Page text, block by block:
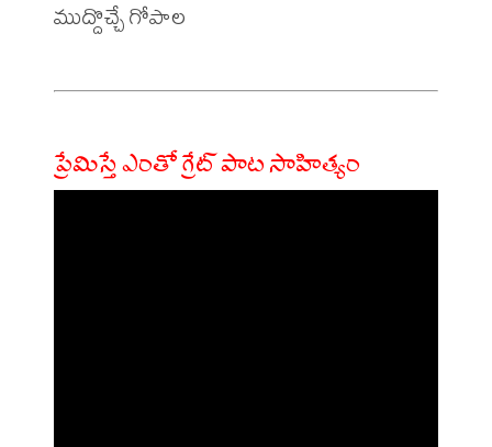
ముద్దొచ్చే గోపాల
ప్రేమిస్తే ఎంతో గ్రేట్ పాట సాహిత్యం